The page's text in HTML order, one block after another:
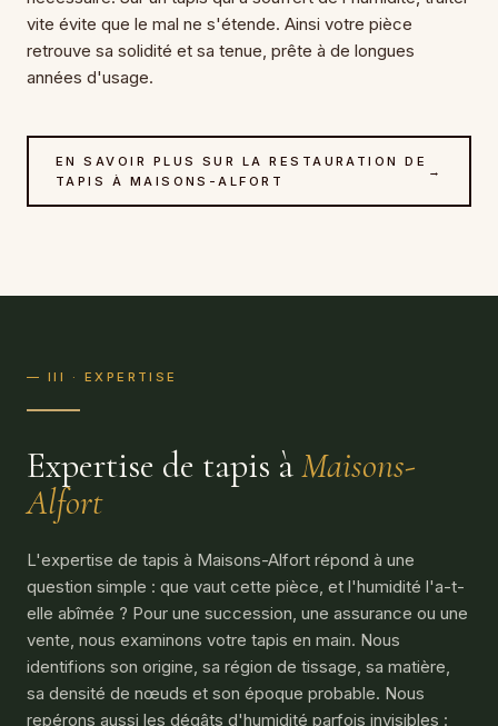
vite évite que le mal ne s'étende. Ainsi votre pièce
retrouve sa solidité et sa tenue, prête à de longues
années d'usage.
EN SAVOIR PLUS SUR LA RESTAURATION DE
TAPIS À MAISONS-ALFORT
→
— III · EXPERTISE
Expertise de tapis àMaisons-
Alfort
L'expertise de tapis à Maisons-Alfort répond à une
question simple : que vaut cette pièce, et l'humidité l'a-t-
elle abîmée ? Pour une succession, une assurance ou une
vente, nous examinons votre tapis en main. Nous
identifions son origine, sa région de tissage, sa matière,
sa densité de nœuds et son époque probable. Nous
repérons aussi les dégâts d'humidité parfois invisibles :